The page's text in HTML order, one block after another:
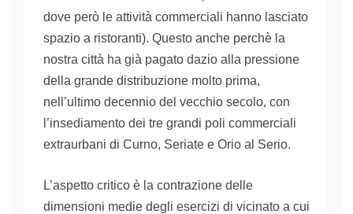
dove però le attività commerciali hanno lasciato
spazio a ristoranti). Questo anche perchè la
nostra città ha già pagato dazio alla pressione
della grande distribuzione molto prima,
nell’ultimo decennio del vecchio secolo, con
l’insediamento dei tre grandi poli commerciali
extraurbani di Curno, Seriate e Orio al Serio.
L’aspetto critico è a contrazione delle
dimensioni medie degli esercizi di vicinato a cui